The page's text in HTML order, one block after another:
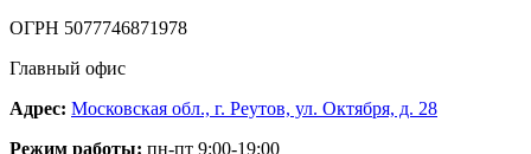
ОГРН 5077746871978
Главный офис
Адрес: Московская обл., г. Реутов, ул. Октября, д. 28
Режим работы: пн-пт 9:00-19:00